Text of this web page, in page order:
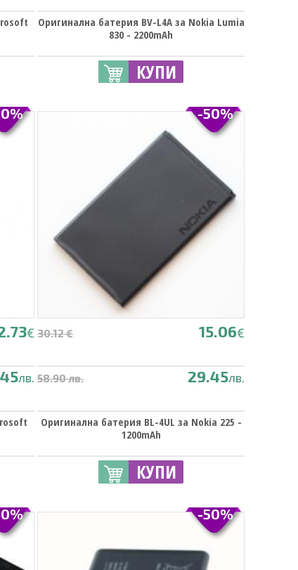
Оригинална батерия BV-L4A за Nokia Lumia
830 - 2200mAh
КУПИ
€
лв.
30.12 € 15.06€
58.90 лв. 29.45лв.
Оригинална батерия BL-4UL за Nokia 225 -
1200mAh
КУПИ
-50%
-50%